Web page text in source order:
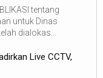
tentang
untuk Dinas
dialokas...
Live CCTV,